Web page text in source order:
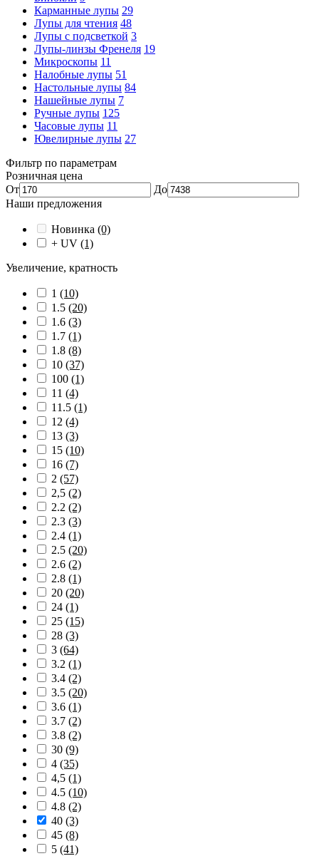
Карманные лупы 29
Лупы для чтения 48
Лупы с подсветкой 3
Лупы-линзы Френеля 19
Микроскопы 11
Налобные лупы 51
Настольные лупы 84
Нашейные лупы 7
Ручные лупы 125
Часовые лупы 11
Ювелирные лупы 27
Фильтр по параметрам
Розничная цена
От
До
Наши предложения
Новинка (0)
+ UV (1)
Увеличение, кратность
1 (10)
1.5 (20)
1.6 (3)
1.7 (1)
1.8 (8)
10 (37)
100 (1)
11 (4)
11.5 (1)
12 (4)
13 (3)
15 (10)
16 (7)
2 (57)
2,5 (2)
2.2 (2)
2.3 (3)
2.4 (1)
2.5 (20)
2.6 (2)
2.8 (1)
20 (20)
24 (1)
25 (15)
28 (3)
3 (64)
3.2 (1)
3.4 (2)
3.5 (20)
3.6 (1)
3.7 (2)
3.8 (2)
30 (9)
4 (35)
4,5 (1)
4.5 (10)
4.8 (2)
40 (3)
45 (8)
5 (41)